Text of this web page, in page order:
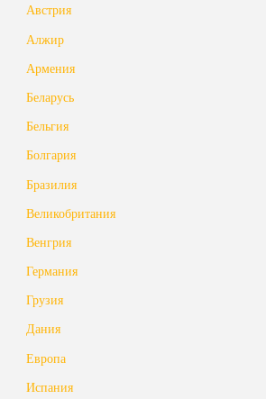
Австрия
Алжир
Армения
Беларусь
Бельгия
Болгария
Бразилия
Великобритания
Венгрия
Германия
Грузия
Дания
Европа
Испания